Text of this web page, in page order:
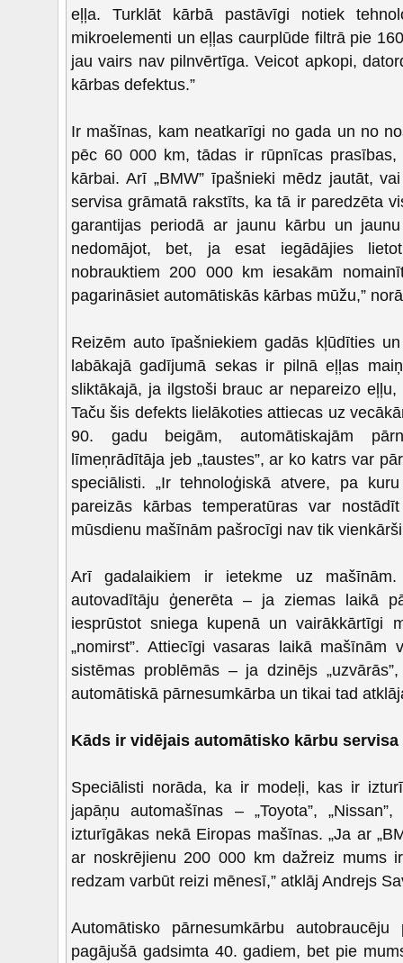
eļļa. Turklāt kārbā pastāvīgi notiek
mikroelementi un eļļas caurplūde filtrā pie
jau vairs nav pilnvērtīga. Veicot apkopi,
kārbas defektus.”
Ir mašīnas, kam neatkarīgi no gada un no
pēc 60 000 km, tādas ir rūpnīcas prasības,
kārbai. Arī „BMW” īpašnieki mēdz jautāt,
servisa grāmatā rakstīts, ka tā ir paredzēta
garantijas periodā ar jaunu kārbu un
nedomājot, bet, ja esat iegādājies
nobrauktiem 200 000 km iesakām
pagarināsiet automātiskās kārbas mūžu,”
Reizēm auto īpašniekiem gadās kļūdīties
labākajā gadījumā sekas ir pilnā eļļas
sliktākajā, ja ilgstoši brauc ar nepareizo
Taču šis defekts lielākoties attiecas uz
90. gadu beigām, automātiskajām
līmeņrādītāja jeb „taustes”, ar ko katrs var
speciālisti. „Ir tehnoloģiskā atvere, pa
pareizās kārbas temperatūras var
mūsdienu mašīnām pašrocīgi nav tik
Arī gadalaikiem ir ietekme uz
autovadītāju ģenerēta – ja ziemas laikā
iesprūstot sniega kupenā un vairākkārtīgi
„nomirst”. Attiecīgi vasaras laikā mašīnām
sistēmas problēmās – ja dzinējs
automātiskā pārnesumkārba un tikai tad
Kāds ir vidējais automātisko kārbu
Speciālisti norāda, ka ir modeļi, kas ir
japāņu automašīnas – „Toyota”,
izturīgākas nekā Eiropas mašīnas. „Ja ar
ar noskrējienu 200 000 km dažreiz mums
redzam varbūt reizi mēnesī,” atklāj Andrejs
Automātisko pārnesumkārbu
pagājušā gadsimta 40. gadiem, bet pie